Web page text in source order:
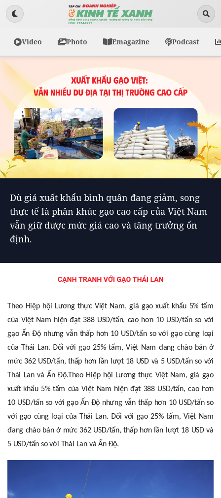
Video Photo Emagazine Podcast
Dù giá xuất khẩu bình quân đang giảm, song
thực tế là phân khúc gạo cao cấp của Việt Nam
vẫn giữ được mức giá cao và tăng trưởng ổn
định.
Theo Hiệp hội Lương thực Việt Nam, giá gạo xuất khẩu 5% tấm
của Việt Nam hiện đạt 388 USD/tấn, cao hơn 10 USD/tấn so với
gạo Ấn Độ nhưng vẫn thấp hơn 10 USD/tấn so với gạo cùng loại
của Thái Lan. Đối với gạo 25% tấm, Việt Nam đang chào bán ở
mức 362 USD/tấn, thấp hơn lần lượt 18 USD và 5 USD/tấn so với
Thái Lan và Ấn Độ.Theo Hiệp hội Lương thực Việt Nam, giá gạo
xuất khẩu 5% tấm của Việt Nam hiện đạt 388 USD/tấn, cao hơn
10 USD/tấn so với gạo Ấn Độ nhưng vẫn thấp hơn 10 USD/tấn so
với gạo cùng loại của Thái Lan. Đối với gạo 25% tấm, Việt Nam
đang chào bán ở mức 362 USD/tấn, thấp hơn lần lượt 18 USD và
5 USD/tấn so với Thái Lan và Ấn Độ.